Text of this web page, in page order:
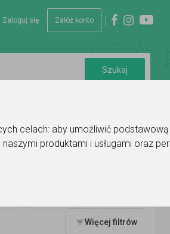
celach: aby umożliwić
produktami i usługami oraz
Zaloguj się Załóż konto
Więcej filtrów